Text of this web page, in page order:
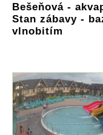
Bešeňová -
Stan zábavy -
vlnobitím